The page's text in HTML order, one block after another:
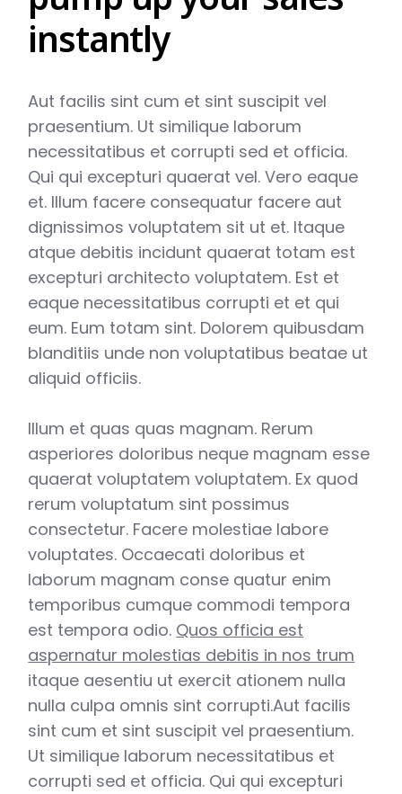
instantly
Aut facilis sint cum et sint suscipit vel
praesentium. Ut similique laborum
necessitatibus et corrupti sed et officia.
Qui qui excepturi quaerat vel. Vero eaque
et. Illum facere consequatur facere aut
dignissimos voluptatem sit ut et. Itaque
atque debitis incidunt quaerat totam est
excepturi architecto voluptatem. Est et
eaque necessitatibus corrupti et et qui
eum. Eum totam sint. Dolorem quibusdam
blanditiis unde non voluptatibus beatae ut
aliquid officiis.
Illum et quas quas magnam. Rerum
asperiores doloribus neque magnam esse
quaerat voluptatem voluptatem. Ex quod
rerum voluptatum sint possimus
consectetur. Facere molestiae labore
voluptates. Occaecati doloribus et
laborum magnam conse quatur enim
temporibus cumque commodi tempora
est tempora odio. Quos officia est
aspernatur molestias debitis in nos trum
itaque aesentiu ut exercit ationem nulla
nulla culpa omnis sint corrupti.Aut facilis
sint cum et sint suscipit vel praesentium.
Ut similique laborum necessitatibus et
corrupti sed et officia. Qui qui excepturi